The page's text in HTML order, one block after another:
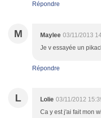
Répondre
M Maylee 03/11/2013
Je v essayée un
Répondre
L Lolie 03/11/2012
Ca y est j'ai fait mon